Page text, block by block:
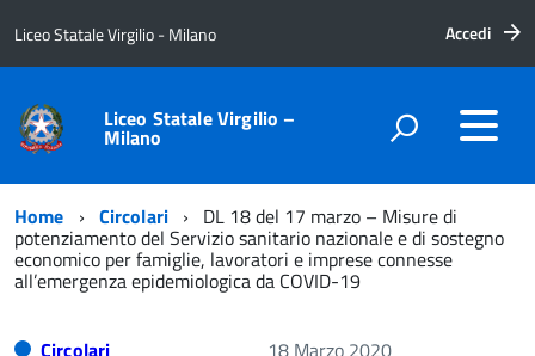
Liceo Statale Virgilio - Milano Accedi
Liceo Statale Virgilio –
Milano
Home Circolari DL 18 del 17 marzo – Misure di
potenziamento del Servizio sanitario nazionale e di sostegno
economico per famiglie, lavoratori e imprese connesse
all’emergenza epidemiologica da COVID-19
Circolari 18 Marzo 2020